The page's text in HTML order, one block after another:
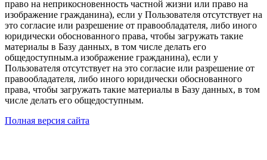
право на неприкосновенность частной жизни или право на
изображение гражданина), если у Пользователя отсутствует на
это согласие или разрешение от правообладателя, либо иного
юридически обоснованного права, чтобы загружать такие
материалы в Базу данных, в том числе делать его
общедоступным.а изображение гражданина), если у
Пользователя отсутствует на это согласие или разрешение от
правообладателя, либо иного юридически обоснованного
права, чтобы загружать такие материалы в Базу данных, в том
числе делать его общедоступным.
Полная версия сайта